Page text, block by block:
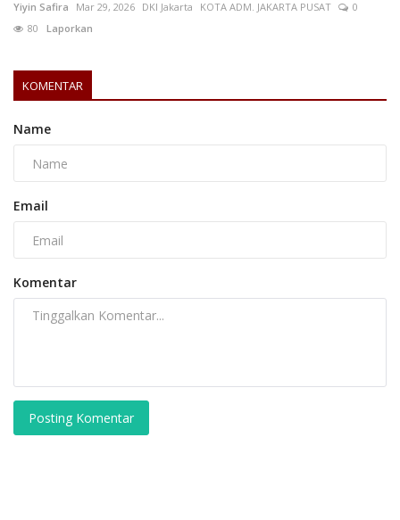
Yiyin Safira Mar 29, 2026 DKI Jakarta KOTA ADM. JAKARTA PUSAT
0
80 Laporkan
KOMENTAR
Name
Email
Komentar
Posting Komentar